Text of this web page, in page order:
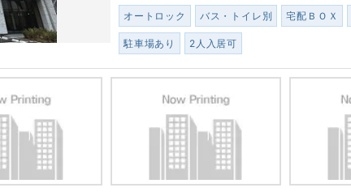
オートロック バス・トイレ別 宅配ＢＯＸ
駐車場あり 2人入居可